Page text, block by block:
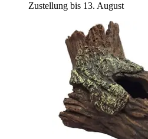
Zustellung bis 13. August